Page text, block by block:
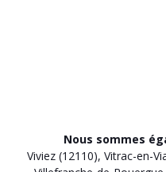
Nous sommes
Viviez (12110), Vitrac-en-